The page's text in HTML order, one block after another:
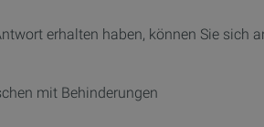
erhalten haben, können Sie sich
mit Behinderungen